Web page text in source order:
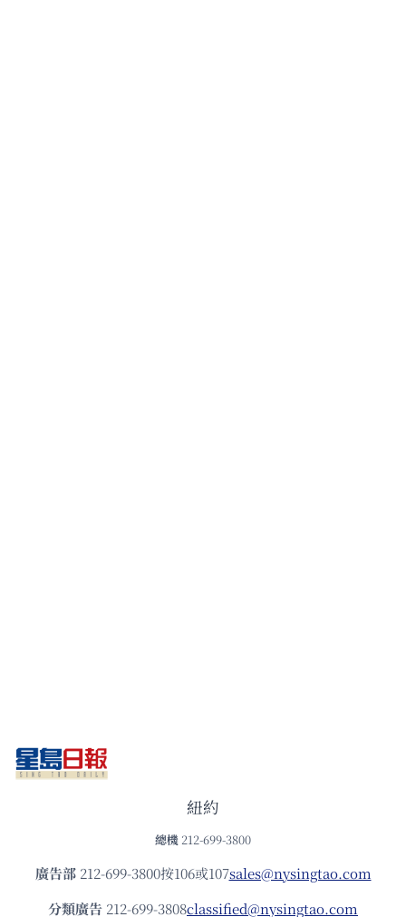
紐約
總機 212-699-3800
廣告部212-699-3800按106或107sales@nysingtao.com
分類廣告 212-699-3808classified@nysingtao.com